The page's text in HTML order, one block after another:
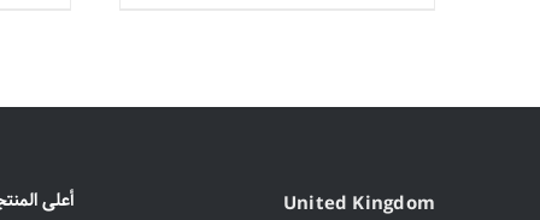
United Kingdom
أعلى